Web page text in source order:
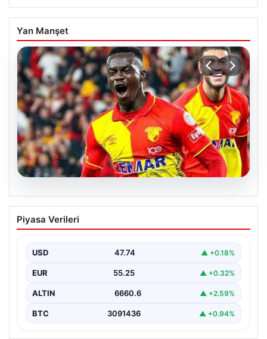
Yan Manşet
07.08.2026
Göztepe para basacak! Yine dev satış
geliyor
Piyasa Verileri
USD 47.74 ▲ +0.18%
EUR 55.25 ▲ +0.32%
ALTIN 6660.6 ▲ +2.59%
BTC 3091436 ▲ +0.94%